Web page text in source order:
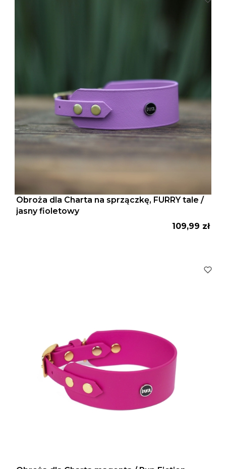
Obroża dla Charta na sprzączkę, FURRY tale /
jasny fioletowy
Cena
109,99 zł